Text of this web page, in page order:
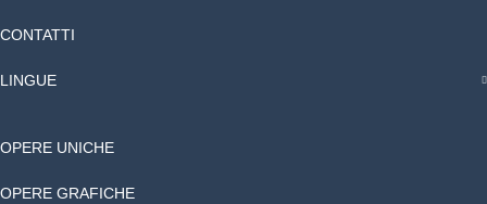
CONTATTI
LINGUE
OPERE UNICHE
OPERE GRAFICHE